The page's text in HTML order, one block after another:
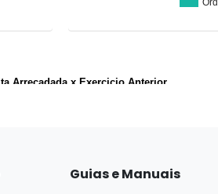
Guias e Manuais